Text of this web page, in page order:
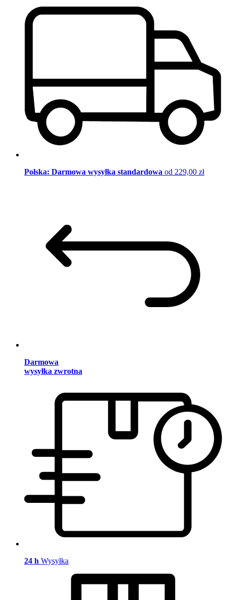
Polska: Darmowa wysyłka standardowa od 229,00 zł
Darmowa
wysyłka zwrotna
24 h Wysyłka